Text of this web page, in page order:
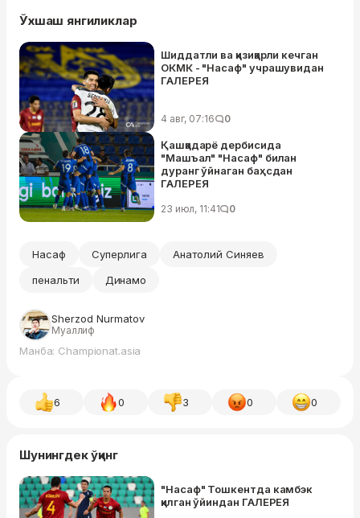
Ўхшаш янгиликлар
Шиддатли ва қизиқарли кечган
ОКМК - "Насаф" учрашувидан
ГАЛЕРЕЯ
4 авг, 07:16 0
Қашқадарё дербисида
"Машъал" "Насаф" билан
дуранг ўйнаган баҳсдан
ГАЛЕРЕЯ
23 июл, 11:41 0
Насаф Суперлига
Анатолий Синяев
пенальти
Динамо
Sherzod Nurmatov
Муаллиф
Манба: Championat.asia
6 0 3 0 0
Шунингдек ўқинг
"Насаф" Тошкентда камбэк
қилган ўйиндан ГАЛЕРЕЯ